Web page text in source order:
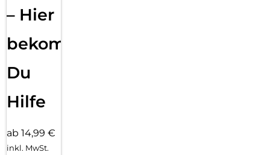
– Hier
bekommst
Du
Hilfe
ab 14,99 €
inkl. MwSt.